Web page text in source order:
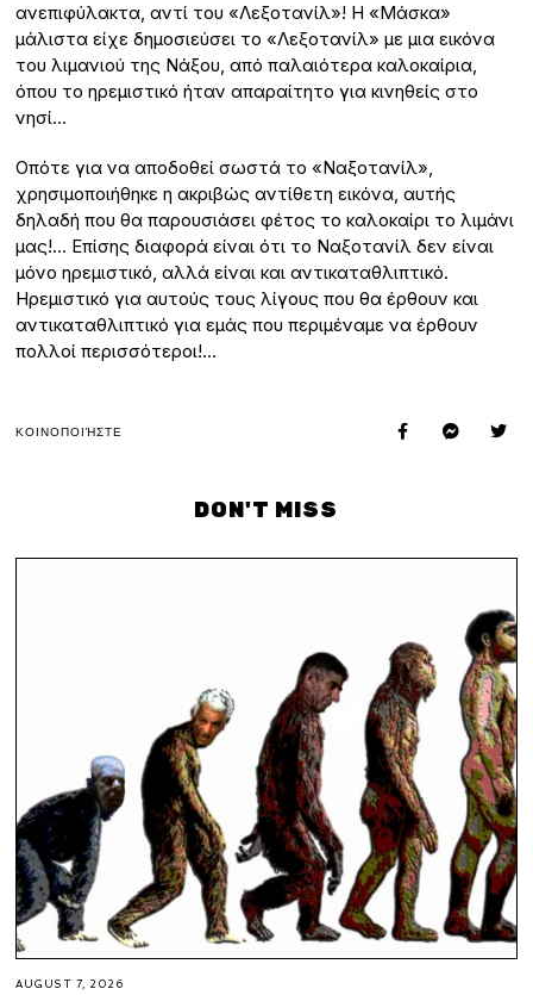
ανεπιφύλακτα, αντί του «Λεξοτανίλ»! Η «Μάσκα»
μάλιστα είχε δημοσιεύσει το «Λεξοτανίλ» με μια εικόνα
του λιμανιού της Νάξου, από παλαιότερα καλοκαίρια,
όπου το ηρεμιστικό ήταν απαραίτητο για κινηθείς στο
νησί…
Οπότε για να αποδοθεί σωστά το «Ναξοτανίλ»,
χρησιμοποιήθηκε η ακριβώς αντίθετη εικόνα, αυτής
δηλαδή που θα παρουσιάσει φέτος το καλοκαίρι το λιμάνι
μας!… Επίσης διαφορά είναι ότι το Ναξοτανίλ δεν είναι
μόνο ηρεμιστικό, αλλά είναι και αντικαταθλιπτικό.
Ηρεμιστικό για αυτούς τους λίγους που θα έρθουν και
αντικαταθλιπτικό για εμάς που περιμέναμε να έρθουν
πολλοί περισσότεροι!…
ΚΟΙΝΟΠΟΙΉΣΤΕ
DON'T MISS
AUGUST 7, 2026